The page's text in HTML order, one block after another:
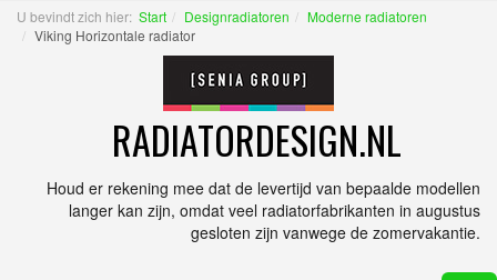
U bevindt zich hier: Start Designradiatoren
Moderne radiatoren
Viking Horizontale radiator
RADIATORDESIGN.NL
Houd er rekening mee dat de levertijd van bepaalde modellen
langer kan zijn, omdat veel radiatorfabrikanten in augustus
gesloten zijn vanwege de zomervakantie.